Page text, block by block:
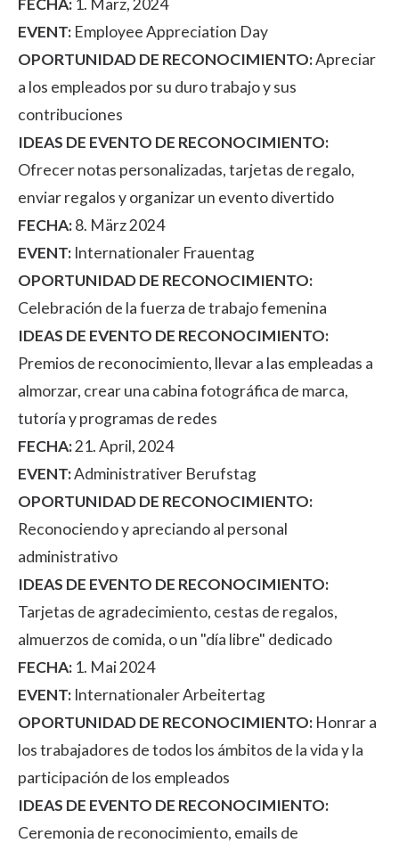
EVENT: Employee Appreciation Day
OPORTUNIDAD DE RECONOCIMIENTO:Apreciar
a los empleados por su duro trabajo y sus
contribuciones
IDEAS DE EVENTO DE RECONOCIMIENTO:
Ofrecer notas personalizadas, tarjetas de regalo,
enviar regalos y organizar un evento divertido
FECHA:8. März 2024
EVENT: Internationaler Frauentag
OPORTUNIDAD DE RECONOCIMIENTO:
Celebración de la fuerza de trabajo femenina
IDEAS DE EVENTO DE RECONOCIMIENTO:
Premios de reconocimiento, llevar a las empleadas a
almorzar, crear una cabina fotográfica de marca,
tutoría y programas de redes
FECHA:21. April, 2024
EVENT:Administrativer Berufstag
OPORTUNIDAD DE RECONOCIMIENTO:
Reconociendo y apreciando al personal
administrativo
IDEAS DE EVENTO DE RECONOCIMIENTO:
Tarjetas de agradecimiento, cestas de regalos,
almuerzos de comida, o un "día libre" dedicado
FECHA: 1. Mai 2024
EVENT: Internationaler Arbeitertag
OPORTUNIDAD DE RECONOCIMIENTO: Honrar a
los trabajadores de todos los ámbitos de la vida y la
participación de los empleados
IDEAS DE EVENTO DE RECONOCIMIENTO:
Ceremonia de reconocimiento, emails de